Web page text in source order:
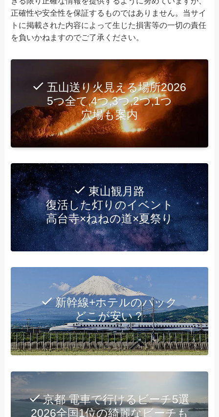
正確性や安全性を保証するものではありません。当サイ
トに掲載された内容によって生じた損害等の一切の責任
を負いかねますのでご了承ください。
五山送り火見える場所2026
5つ全て,4つ,3つ,2つ,1つ
穴場も案内
東山観月路
復活した灯りのイベント
高台寺×ねねの道×夏祭り
新幹線+ホテルのパック
どこが安い？
京都 電車で行けるビーチ5選
2026全国1位の綺麗なビーチも